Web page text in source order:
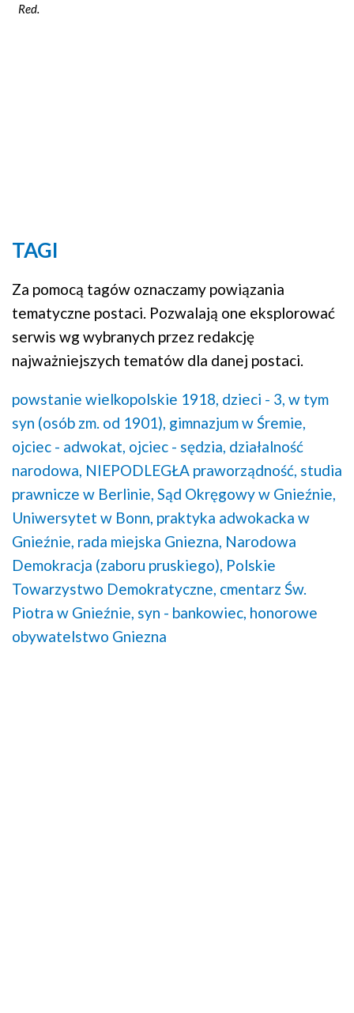
Red.
TAGI
Za pomocą tagów oznaczamy powiązania
tematyczne postaci. Pozwalają one eksplorować
serwis wg wybranych przez redakcję
najważniejszych tematów dla danej postaci.
powstanie wielkopolskie 1918, dzieci - 3, w tym
syn (osób zm. od 1901), gimnazjum w Śremie,
ojciec - adwokat, ojciec - sędzia, działalność
narodowa, NIEPODLEGŁA praworządność, studia
prawnicze w Berlinie, Sąd Okręgowy w Gnieźnie,
Uniwersytet w Bonn, praktyka adwokacka w
Gnieźnie, rada miejska Gniezna, Narodowa
Demokracja (zaboru pruskiego), Polskie
Towarzystwo Demokratyczne, cmentarz Św.
Piotra w Gnieźnie, syn - bankowiec, honorowe
obywatelstwo Gniezna